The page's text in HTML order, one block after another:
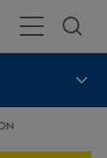
Přepnout